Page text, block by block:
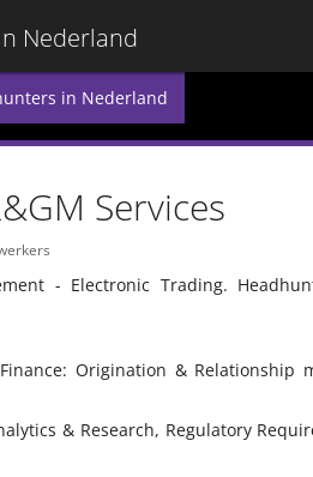
Nederland
in Nederland
Services
- Electronic Trading.
Origination & Relationship
& Research, Regulatory